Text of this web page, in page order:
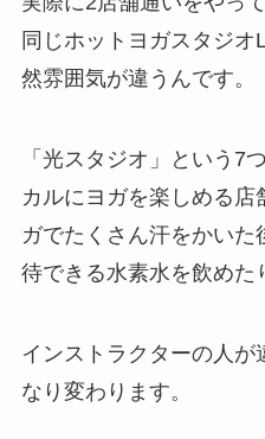
同じホットヨガスタジオ
然雰囲気が違うんです。
「光スタジオ」
という7
カルにヨガを楽しめる店
ガでたくさん汗をかい
待できる水素水を飲めた
インストラクターの人
なり変わります。